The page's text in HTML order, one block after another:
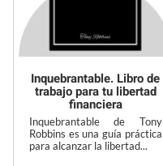
Inquebrantable. Libro de
trabajo para tu libertad
financiera
Inquebrantable de Tony
Robbins es una guía práctica
para alcanzar la libertad...